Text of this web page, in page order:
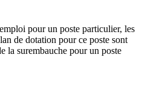
pour un poste particulier, les
de dotation pour ce poste sont
la surembauche pour un poste